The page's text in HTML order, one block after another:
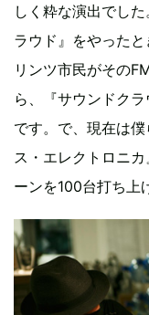
しく粋な演出でし
ラウド』をやったと
リンツ市民がその
ら、『サウンドク
です。で、現在は
ス・エレクトロニ
ーンを100台打ち上